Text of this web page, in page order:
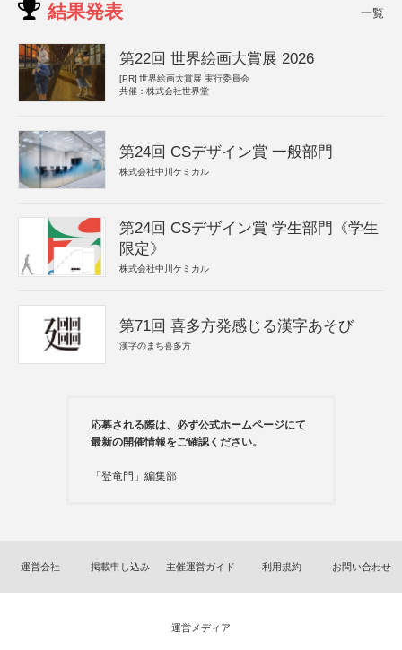
結果発表 一覧
第22回 世界絵画大賞展 2026
[PR] 世界絵画大賞展 実行委員会
共催：株式会社世界堂
第24回 CSデザイン賞 一般部門
株式会社中川ケミカル
第24回 CSデザイン賞 学生部門《学生
限定》
株式会社中川ケミカル
第71回 喜多方発感じる漢字あそび
漢字のまち喜多方
応募される際は、必ず公式ホームページにて
最新の開催情報をご確認ください。
「登竜門」編集部
運営会社 掲載申し込み 主催運営ガイド 利用規約 お問い合わせ
運営メディア